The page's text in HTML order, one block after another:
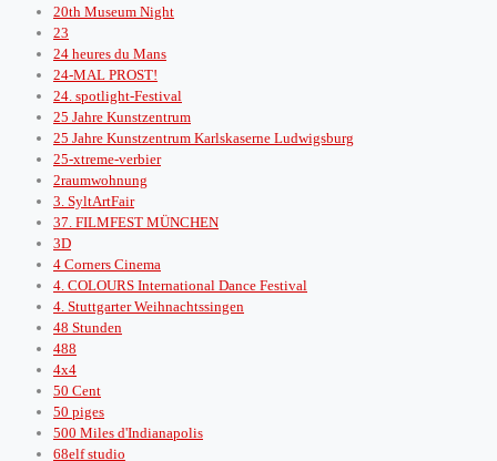
20th Museum Night
23
24 heures du Mans
24-MAL PROST!
24. spotlight-Festival
25 Jahre Kunstzentrum
25 Jahre Kunstzentrum Karlskaserne Ludwigsburg
25-xtreme-verbier
2raumwohnung
3. SyltArtFair
37. FILMFEST MÜNCHEN
3D
4 Corners Cinema
4. COLOURS International Dance Festival
4. Stuttgarter Weihnachtssingen
48 Stunden
488
4x4
50 Cent
50 piges
500 Miles d'Indianapolis
68elf studio